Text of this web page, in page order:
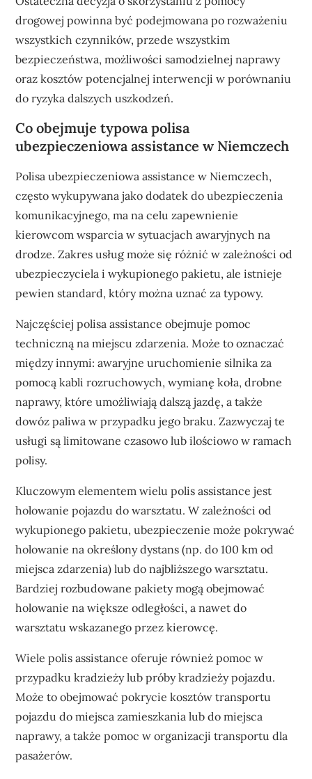
drogowej powinna być podejmowana po rozważeniu
wszystkich czynników, przede wszystkim
bezpieczeństwa, możliwości samodzielnej naprawy
oraz kosztów potencjalnej interwencji w porównaniu
do ryzyka dalszych uszkodzeń.
Co obejmuje typowa polisa
ubezpieczeniowa assistance w Niemczech
Polisa ubezpieczeniowa assistance w Niemczech,
często wykupywana jako dodatek do ubezpieczenia
komunikacyjnego, ma na celu zapewnienie
kierowcom wsparcia w sytuacjach awaryjnych na
drodze. Zakres usług może się różnić w zależności od
ubezpieczyciela i wykupionego pakietu, ale istnieje
pewien standard, który można uznać za typowy.
Najczęściej polisa assistance obejmuje pomoc
techniczną na miejscu zdarzenia. Może to oznaczać
między innymi: awaryjne uruchomienie silnika za
pomocą kabli rozruchowych, wymianę koła, drobne
naprawy, które umożliwiają dalszą jazdę, a także
dowóz paliwa w przypadku jego braku. Zazwyczaj te
usługi są limitowane czasowo lub ilościowo w ramach
polisy.
Kluczowym elementem wielu polis assistance jest
holowanie pojazdu do warsztatu. W zależności od
wykupionego pakietu, ubezpieczenie może pokrywać
holowanie na określony dystans (np. do 100 km od
miejsca zdarzenia) lub do najbliższego warsztatu.
Bardziej rozbudowane pakiety mogą obejmować
holowanie na większe odległości, a nawet do
warsztatu wskazanego przez kierowcę.
Wiele polis assistance oferuje również pomoc w
przypadku kradzieży lub próby kradzieży pojazdu.
Może to obejmować pokrycie kosztów transportu
pojazdu do miejsca zamieszkania lub do miejsca
naprawy, a także pomoc w organizacji transportu dla
pasażerów.